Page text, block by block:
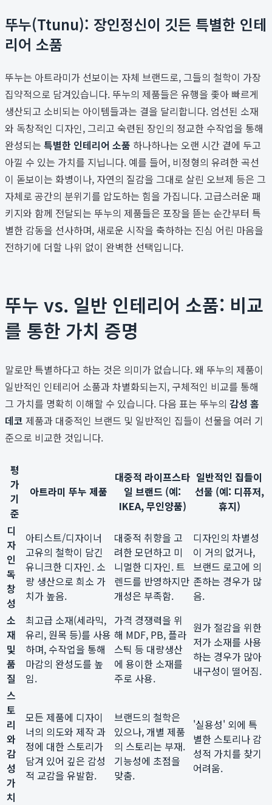
뚜누(Ttunu): 장인정신이 깃든 특별한 인테
리어 소품
뚜누는 아트라미가 선보이는 자체 브랜드로, 그들의 철학이 가장
집약적으로 담겨있습니다. 뚜누의 제품들은 유행을 좇아 빠르게
생산되고 소비되는 아이템들과는 결을 달리합니다. 엄선된 소재
와 독창적인 디자인, 그리고 숙련된 장인의 정교한 수작업을 통해
완성되는 특별한 인테리어 소품 하나하나는 오랜 시간 곁에 두고
아낄 수 있는 가치를 지닙니다. 예를 들어, 비정형의 유려한 곡선
이 돋보이는 화병이나, 자연의 질감을 그대로 살린 오브제 등은 그
자체로 공간의 분위기를 압도하는 힘을 가집니다. 고급스러운 패
키지와 함께 전달되는 뚜누의 제품들은 포장을 뜯는 순간부터 특
별한 감동을 선사하며, 새로운 시작을 축하하는 진심 어린 마음을
전하기에 더할 나위 없이 완벽한 선택입니다.
뚜누 vs. 일반 인테리어 소품: 비교
를 통한 가치 증명
말로만 특별하다고 하는 것은 의미가 없습니다. 왜 뚜누의 제품이
일반적인 인테리어 소품과 차별화되는지, 구체적인 비교를 통해
그 가치를 명확히 이해할 수 있습니다. 다음 표는 뚜누의 감성 홈
데코 제품과 대중적인 브랜드 및 일반적인 집들이 선물을 여러 기
준으로 비교한 것입니다.
평
가
기
준
아트라미 뚜누 제품
대중적 라이프스타
일 브랜드 (예:
IKEA, 무인양품)
일반적인 집들이
선물 (예: 디퓨저,
휴지)
디
자
인
독
창
성
아티스트/디자이너
고유의 철학이 담긴
유니크한 디자인. 소
량 생산으로 희소 가
치가 높음.
대중적 취향을 고
려한 모던하고 미
니멀한 디자인. 트
렌드를 반영하지만
개성은 부족함.
디자인의 차별성
이 거의 없거나,
브랜드 로고에 의
존하는 경우가 많
음.
소
재
및
품
질
최고급 소재(세라믹,
유리, 원목 등)를 사용
하며, 수작업을 통해
마감의 완성도를 높
임.
가격 경쟁력을 위
해 MDF, PB, 플라
스틱 등 대량생산
에 용이한 소재를
주로 사용.
원가 절감을 위한
저가 소재를 사용
하는 경우가 많아
내구성이 떨어짐.
스
토
리
와
감
성
가
치
모든 제품에 디자이
너의 의도와 제작 과
정에 대한 스토리가
담겨 있어 깊은 감성
적 교감을 유발함.
브랜드의 철학은
있으나, 개별 제품
의 스토리는 부재.
기능성에 초점을
맞춤.
'실용성' 외에 특
별한 스토리나 감
성적 가치를 찾기
어려움.